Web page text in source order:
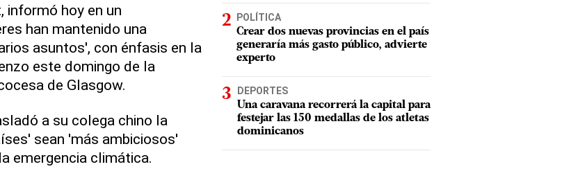
informó hoy en un
han mantenido una
asuntos', con énfasis en la
este domingo de la
de Glasgow.
a su colega chino la
sean 'más ambiciosos'
emergencia climática.
POLÍTICA
Crear dos nuevas provincias en el país
generaría más gasto público, advierte
experto
DEPORTES
Una caravana recorrerá la capital para
festejar las 150 medallas de los atletas
dominicanos